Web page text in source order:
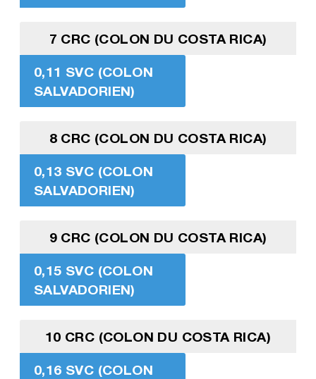
7 CRC (COLON DU COSTA RICA)
0,11 SVC (COLON
SALVADORIEN)
8 CRC (COLON DU COSTA RICA)
0,13 SVC (COLON
SALVADORIEN)
9 CRC (COLON DU COSTA RICA)
0,15 SVC (COLON
SALVADORIEN)
10 CRC (COLON DU COSTA RICA)
0,16 SVC (COLON